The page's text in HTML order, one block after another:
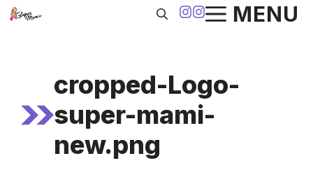
Sari
MENU
cropped-Logo-
super-mami-
new.png